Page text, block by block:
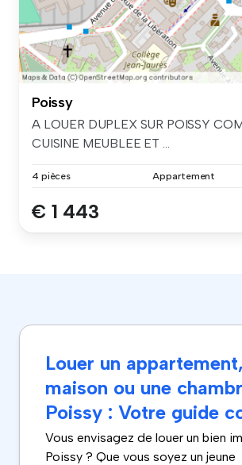
Poissy
A LOUER DUPLEX SUR POISSY
CUISINE MEUBLEE ET ...
4 pièces Appartement
€ 1 443
Louer un
maison ou une
Poissy : Votre guide
Vous envisagez de louer un bien
Poissy ? Que vous soyez un jeune